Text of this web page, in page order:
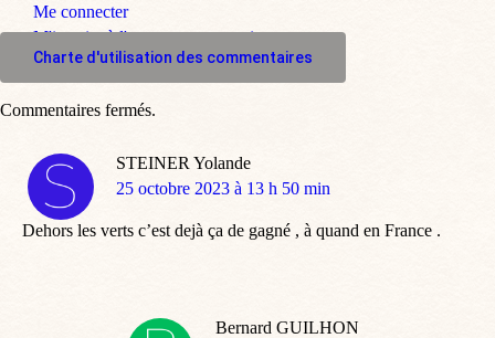
Me connecter
M'inscrire à l'espace commentaire
Charte d'utilisation des commentaires
STEINER Yolande
dit
25 octobre 2023 à 13 h 50 min
Dehors les verts c’est dejà ça de gagné , à quand en France .
Bernard GUILHON
Commentaires fermés.